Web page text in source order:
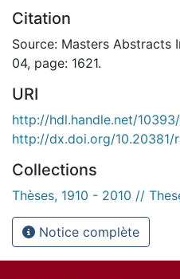
Citation
Source: Masters Abstracts
04, page: 1621.
URI
http://hdl.handle.net/
http://dx.doi.org/10.20381/
Collections
Thèses, 1910 - 2010 //
Notice complète